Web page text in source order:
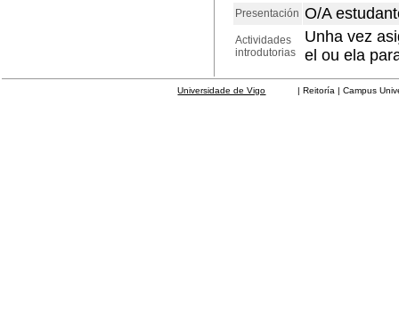
Presentación O/A
Actividades
introdutorias
Unha vez
el ou ela
Universidade de Vigo | Reitoría | Campus